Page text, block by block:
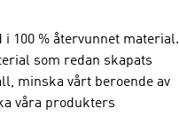
100 % återvunnet material.
som redan skapats
minska vårt beroende av
våra produkters